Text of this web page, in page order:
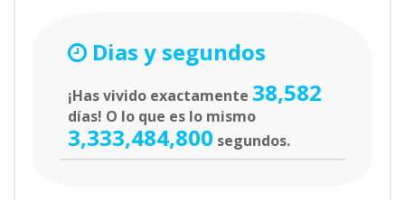
Dias y segundos
¡Has vivido exactamente 38,582
días! O lo que es lo mismo
3,333,484,800 segundos.